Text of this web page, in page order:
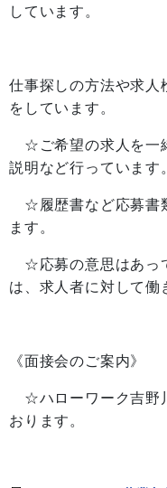
しています。
仕事探しの方法や求人
をしています。
☆ご希望の求人を一
説明など行っています。
☆履歴書など応募書
ます。
☆応募の意思はあっ
は、求人者に対して働
《面接会のご案内》
☆ハローワーク吉野
おります。